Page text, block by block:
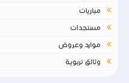
مباريات
مستجدات
موارد وعروض
وثائق تربوية